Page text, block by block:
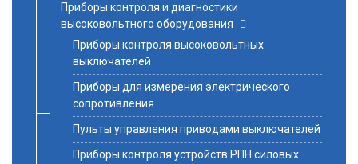
Приборы контроля и диагностики
высоковольтного оборудования
Приборы контроля высоковольтных
выключателей
Приборы для измерения электрического
сопротивления
Пульты управления приводами выключателей
Приборы контроля устройств РПН силовых